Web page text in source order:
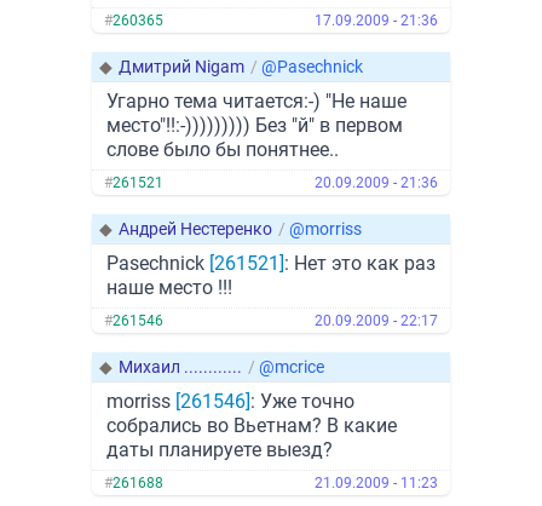
#260365 17.09.2009 - 21:36
◆ Дмитрий Nigam / @Pasechnick
Угарно тема читается:-) "Не наше
место"!!:-))))))))) Без "й" в первом
слове было бы понятнее..
#261521 20.09.2009 - 21:36
◆ Андрей Нестеренко / @morriss
Pasechnick [261521]: Нет это как раз
наше место !!!
#261546 20.09.2009 - 22:17
◆ Михаил ............ / @mcrice
morriss [261546]: Уже точно
собрались во Вьетнам? В какие
даты планируете выезд?
#261688 21.09.2009 - 11:23